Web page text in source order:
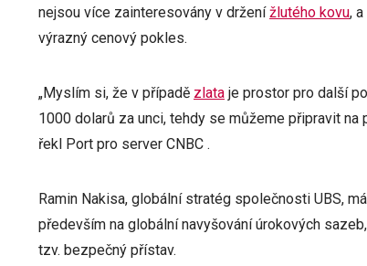
nejsou více zainteresovány v drženížlutého kovu,
výrazný cenový pokles.
„Myslím si, že v případě zlata je prostor pro další
1000 dolarů za unci, tehdy se můžeme připravit
řekl Port pro server CNBC .
Ramin Nakisa, globální stratég společnosti UBS,
především na globální navyšování úrokových
tzv. bezpečný přístav.